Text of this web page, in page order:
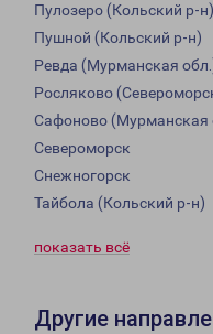
Пулозеро (Кольский р-н)
Пушной (Кольский р-н)
Ревда (Мурманская
Росляково
Сафоново (Мурманская
Североморск
Снежногорск
Тайбола (Кольский р-н)
показать всё
Другие